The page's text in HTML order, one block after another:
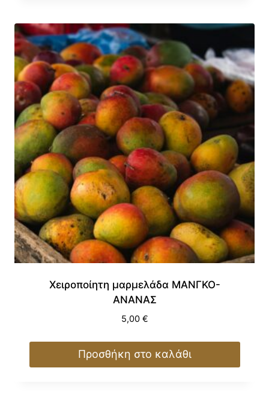
Χειροποίητη μαρμελάδα ΜΑΝΓΚΟ-
ΑΝΑΝΑΣ
5,00 €
Προσθήκη στο καλάθι